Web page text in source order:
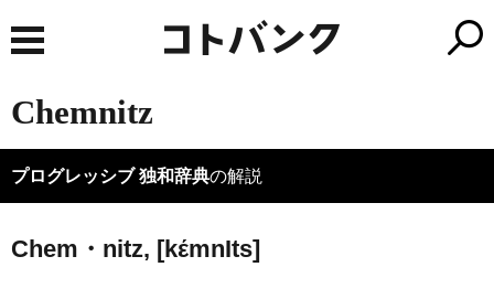
Chemnitz
プログレッシブ 独和辞典の解説
Chem・nitz, [kέmnIts]